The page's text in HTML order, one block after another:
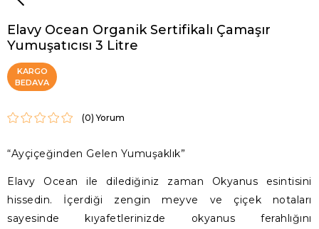
Elavy Ocean Organik Sertifikalı Çamaşır
Yumuşatıcısı 3 Litre
KARGO
BEDAVA
(0)
“Ayçiçeğinden Gelen Yumuşaklık”
Elavy Ocean ile dilediğiniz zaman Okyanus esintisini
hissedin. İçerdiği zengin meyve ve çiçek notaları
sayesinde kıyafetlerinizde okyanus ferahlığını